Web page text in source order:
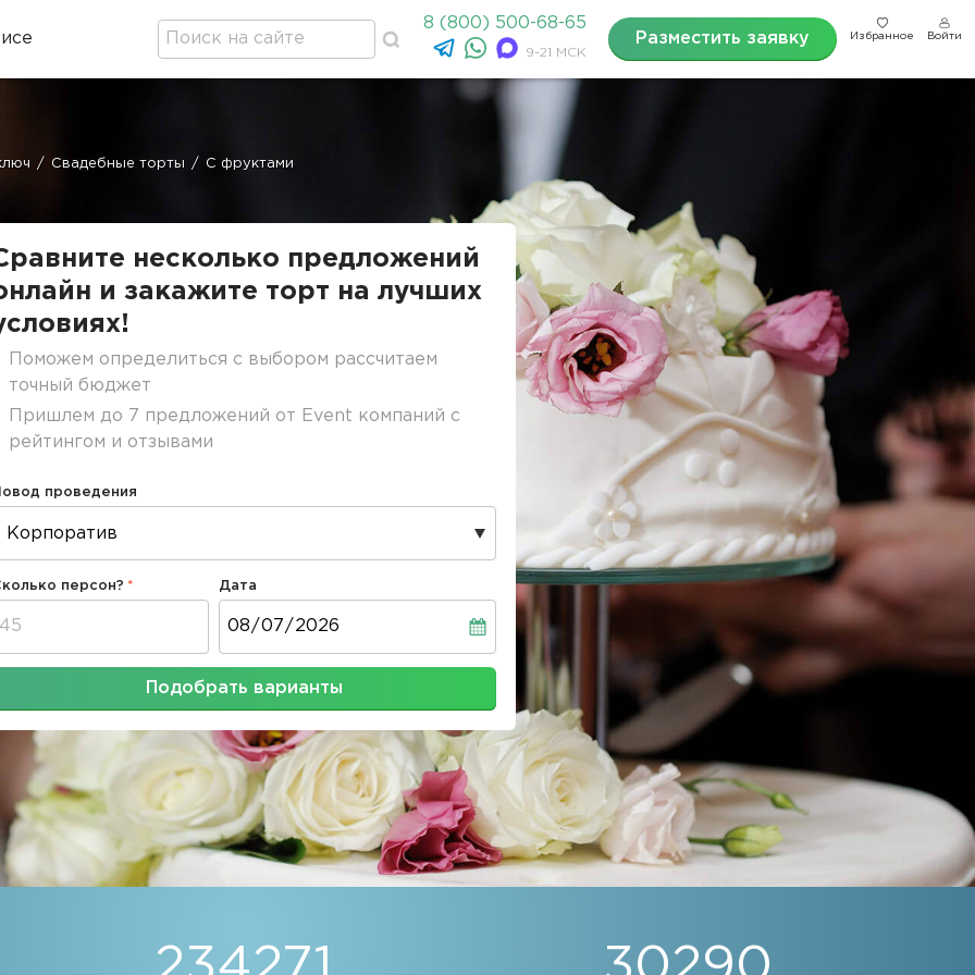
8 (800) 500-68-65
9-21 МСК
Разместить заявку Избранное Войти
/ Свадебные торты / С фруктами
несколько предложений
и закажите торт на лучших
Поможем определиться с выбором рассчитаем
точный бюджет
Пришлем до 7 предложений от Event компаний с
рейтингом и отзывами
проведения
персон? Дата
Подобрать варианты